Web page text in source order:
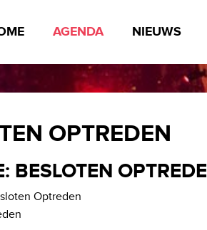
AGENDA NIEUWS
OPTREDEN
BESLOTEN
Optreden